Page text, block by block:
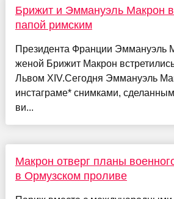
Брижит и Эммануэль Макрон
папой римским
Президента Франции Эммануэль
женой Брижит Макрон
Львом XIV.Сегодня Эммануэль
инстаграме* снимками,
ви...
Макрон отверг планы
в Ормузском проливе